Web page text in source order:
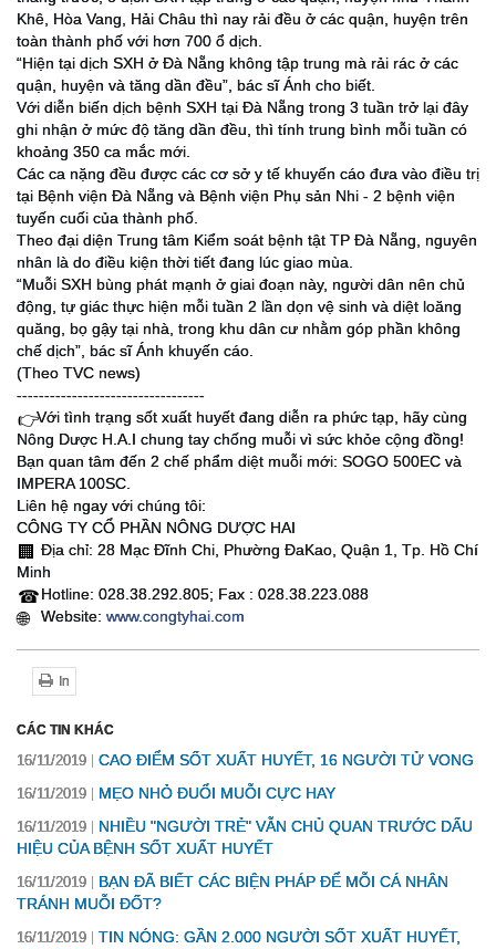
Khê, Hòa Vang, Hải Châu thì nay rải đều ở các quận, huyện trên
toàn thành phố với hơn 700 ổ dịch.
“Hiện tại dịch SXH ở Đà Nẵng không tập trung mà rải rác ở các
quận, huyện và tăng dần đều”, bác sĩ Ánh cho biết.
Với diễn biến dịch bệnh SXH tại Đà Nẵng trong 3 tuần trở lại đây
ghi nhận ở mức độ tăng dần đều, thì tính trung bình mỗi tuần có
khoảng 350 ca mắc mới.
Các ca nặng đều được các cơ sở y tế khuyến cáo đưa vào điều trị
tại Bệnh viện Đà Nẵng và Bệnh viện Phụ sản Nhi - 2 bệnh viện
tuyến cuối của thành phố.
Theo đại diện Trung tâm Kiểm soát bệnh tật TP Đà Nẵng, nguyên
nhân là do điều kiện thời tiết đang lúc giao mùa.
“Muỗi SXH bùng phát mạnh ở giai đoạn này, người dân nên chủ
động, tự giác thực hiện mỗi tuần 2 lần dọn vệ sinh và diệt loăng
quăng, bọ gậy tại nhà, trong khu dân cư nhằm góp phần không
chế dịch”, bác sĩ Ánh khuyến cáo.
(Theo TVC news)
----------------------------------
👉Với tình trạng sốt xuất huyết đang diễn ra phức tạp, hãy cùng
Nông Dược H.A.I chung tay chống muỗi vì sức khỏe cộng đồng!
Bạn quan tâm đến 2 chế phẩm diệt muỗi mới: SOGO 500EC và
IMPERA 100SC.
Liên hệ ngay với chúng tôi:
CÔNG TY CỔ PHẦN NÔNG DƯỢC HAI
🏢 Địa chỉ: 28 Mạc Đĩnh Chi, Phường ĐaKao, Quận 1, Tp. Hồ Chí
Minh
☎Hotline: 028.38.292.805; Fax : 028.38.223.088
🌐 Website: www.congtyhai.com
In
CÁC TIN KHÁC
16/11/2019 CAO ĐIỂM SỐT XUẤT HUYẾT, 16 NGƯỜI TỬ VONG
16/11/2019 MẸO NHỎ ĐUỔI MUỖI CỰC HAY
16/11/2019
NHIỀU "NGƯỜI TRẺ" VẪN CHỦ QUAN TRƯỚC DẤU
HIỆU CỦA BỆNH SỐT XUẤT HUYẾT
16/11/2019
BẠN ĐÃ BIẾT CÁC BIỆN PHÁP ĐỂ MỖI CÁ NHÂN
TRÁNH MUỖI ĐỐT?
16/11/2019
TIN NÓNG: GẦN 2.000 NGƯỜI SỐT XUẤT HUYẾT,